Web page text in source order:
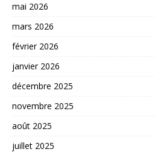
mai 2026
mars 2026
février 2026
janvier 2026
décembre 2025
novembre 2025
août 2025
juillet 2025